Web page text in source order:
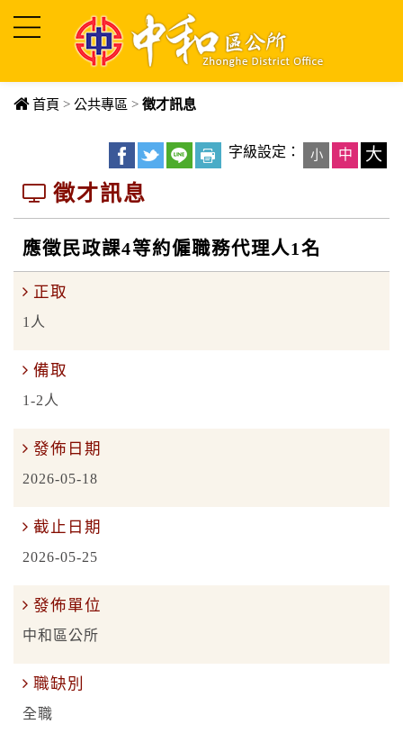
首頁 > 公共專區 > 徵才訊息
字級設定： 小 中 大
徵才訊息
應徵民政課4等約僱職務代理人1名
正取
1人
備取
1-2人
發佈日期
2026-05-18
截止日期
2026-05-25
發佈單位
中和區公所
職缺別
全職